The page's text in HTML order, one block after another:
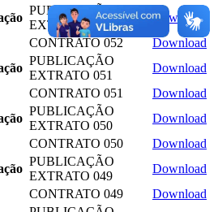
PUBLICAÇÃO
EXTRATO 052
Download
CONTRATO 052
Download
PUBLICAÇÃO
EXTRATO 051
Download
CONTRATO 051
Download
PUBLICAÇÃO
EXTRATO 050
Download
CONTRATO 050
Download
PUBLICAÇÃO
EXTRATO 049
Download
CONTRATO 049
Download